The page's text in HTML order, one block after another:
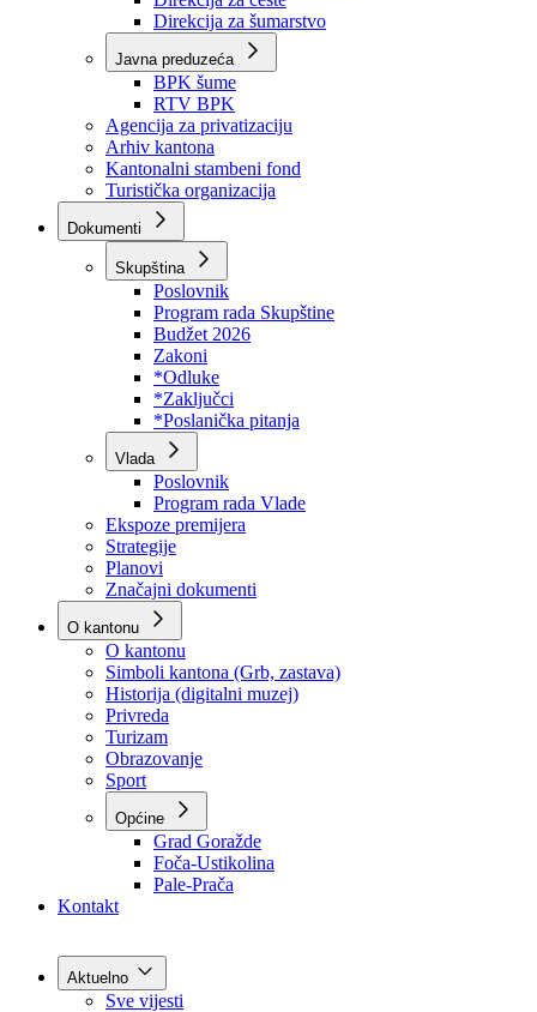
Direkcije
Direkcija za robne rezerve
Direkcija za ceste
Direkcija za šumarstvo
Javna preduzeća
BPK šume
RTV BPK
Agencija za privatizaciju
Arhiv kantona
Kantonalni stambeni fond
Turistička organizacija
Dokumenti
Skupština
Poslovnik
Program rada Skupštine
Budžet 2026
Zakoni
*Odluke
*Zaključci
*Poslanička pitanja
Vlada
Poslovnik
Program rada Vlade
Ekspoze premijera
Strategije
Planovi
Značajni dokumenti
O kantonu
O kantonu
Simboli kantona (Grb, zastava)
Historija (digitalni muzej)
Privreda
Turizam
Obrazovanje
Sport
Općine
Kontakt